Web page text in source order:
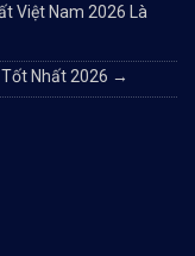
Việt Nam 2026 Là
Nhất 2026 →